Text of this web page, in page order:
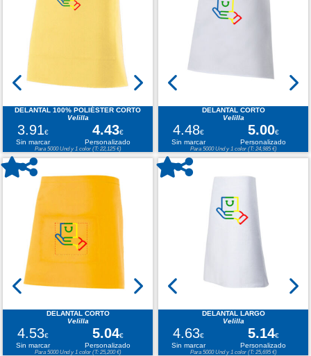
DELANTAL 100% POLIÉSTER CORTO
Velilla
3.91€ 4.43€
Sin marcar
Personalizado
Para 5000 Und y 1 color (T: 22,125 €)
DELANTAL CORTO
Velilla
4.48€ 5.00€
Sin marcar
Personalizado
Para 5000 Und y 1 color (T: 24,985 €)
DELANTAL CORTO
Velilla
4.53€ 5.04€
Sin marcar
Personalizado
Para 5000 Und y 1 color (T: 25,200 €)
DELANTAL LARGO
Velilla
4.63€ 5.14€
Sin marcar
Personalizado
Para 5000 Und y 1 color (T: 25,695 €)